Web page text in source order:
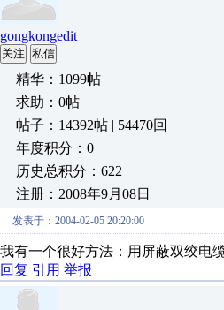
gongkongedit
关注 私信
精华：1099帖
求助：0帖
帖子：14392帖 | 54470回
年度积分：0
历史总积分：622
注册：2008年9月08日
发表于：2004-02-05 20:20:00
我有一个很好方法：用屏蔽双绞电
回复 引用 举报